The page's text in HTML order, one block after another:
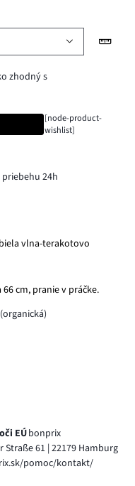
zhodný s
[node-product-
wishlist]
24h
vlna-terakotovo
cm, pranie v práčke.
EÚbonprix
61 | 22179 Hamburg
pomoc/kontakt/